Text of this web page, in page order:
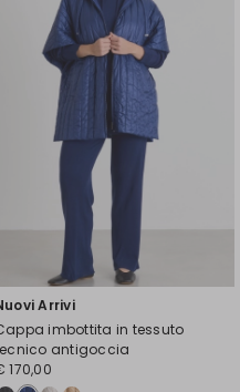
Arrivi
imbottita in tessuto
antigoccia
170,00